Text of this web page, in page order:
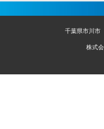
千葉県市川市
株式